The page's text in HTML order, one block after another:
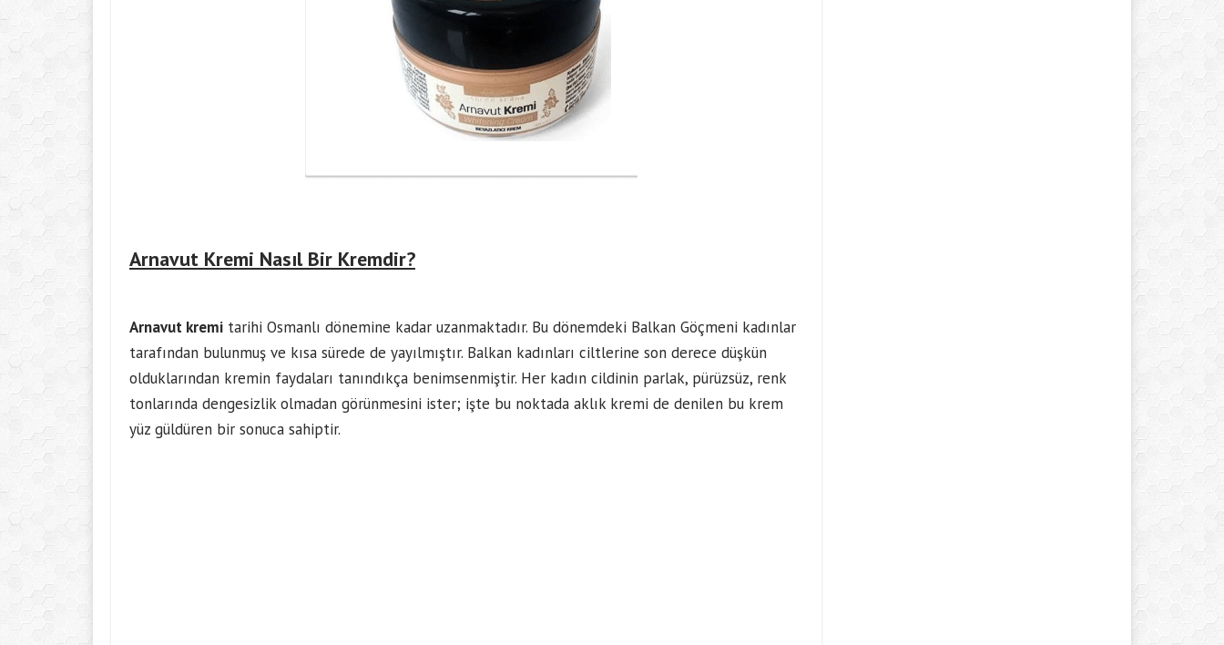
Arnavut Kremi Nasıl Bir Kremdir?
Arnavut kremi tarihi Osmanlı dönemine kadar uzanmaktadır. Bu dönemdeki Balkan Göçmeni kadınlar
tarafından bulunmuş ve kısa sürede de yayılmıştır. Balkan kadınları ciltlerine son derece düşkün
olduklarından kremin faydaları tanındıkça benimsenmiştir. Her kadın cildinin parlak, pürüzsüz, renk
tonlarında dengesizlik olmadan görünmesini ister; işte bu noktada aklık kremi de denilen bu krem
yüz güldüren bir sonuca sahiptir.